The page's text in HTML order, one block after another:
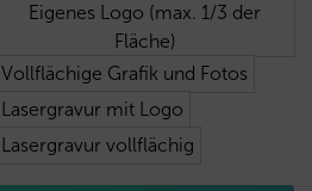
Eigenes Logo (max. 1/3 der
Fläche)
Vollflächige Grafik und Fotos
Lasergravur mit Logo
Lasergravur vollflächig